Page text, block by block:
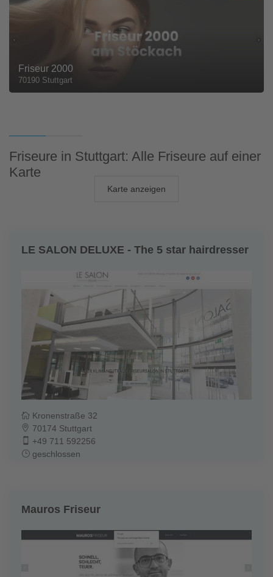
Friseur 2000
70190 Stuttgart
Friseure in Stuttgart: Alle Friseure auf einer
Karte
Karte anzeigen
LE SALON DELUXE - The 5 star hairdresser
Kronenstraße 32
70174 Stuttgart
+49 711 592256
geschlossen
Mauros Friseur